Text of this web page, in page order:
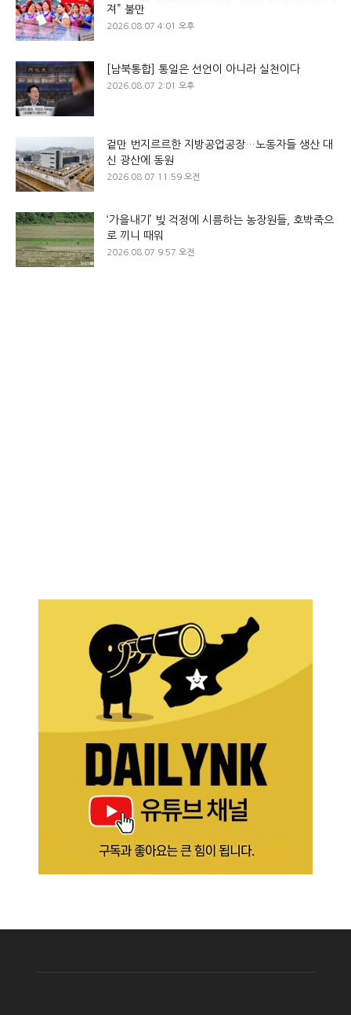
져” 불만
2026.08.07 4:01 오후
[남북통합] 통일은 선언이 아니라 실천이다
2026.08.07 2:01 오후
겉만 번지르르한 지방공업공장…노동자들 생산 대
신 광산에 동원
2026.08.07 11:59 오전
‘가을내기’ 빚 걱정에 시름하는 농장원들, 호박죽으
로 끼니 때워
2026.08.07 9:57 오전